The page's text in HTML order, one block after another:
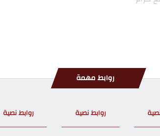
روابط مهمة
روابط نصية روابط نصية